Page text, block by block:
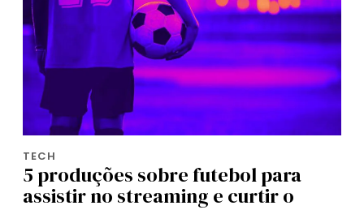
TECH
5 produções sobre futebol para
assistir no streaming e curtir o